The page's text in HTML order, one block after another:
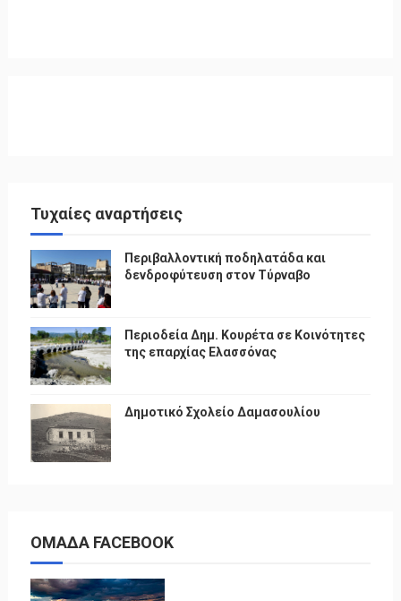
Τυχαίες αναρτήσεις
Περιβαλλοντική ποδηλατάδα και
δενδροφύτευση στον Τύρναβο
Περιοδεία Δημ. Κουρέτα σε Κοινότητες
της επαρχίας Ελασσόνας
Δημοτικό Σχολείο Δαμασουλίου
ΟΜΑΔΑ FACEBOOK